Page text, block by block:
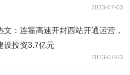
2023-07-03
文：连霍高速开封西站开通运营，
设投资3.7亿元
2023-07-03